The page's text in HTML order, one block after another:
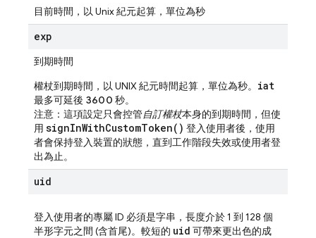
目前時間，以 Unix 紀元起算，單位為秒
exp
到期時間
權杖到期時間，以 UNIX 紀元時間起算，單位為秒。 iat
最多可延後 3600 秒。
注意：這項設定只會控管自訂權杖本身的到期時間，但使
用 signInWithCustomToken( ) 登入使用者後，使用
者會保持登入裝置的狀態，直到工作階段失效或使用者登
出為止。
uid
登入使用者的專屬 ID 必須是字串，長度介於 1 到 128 個
半形字元之間 (含首尾)。較短的 uid 可帶來更出色的成